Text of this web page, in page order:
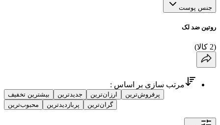
جنس پوست
روتین ضد لک
(
2 کالا)
مرتب سازی بر اساس :
بیشترین تخفیف جدیدترین ارزان‌ترین
پرفروش‌ترین
محبوب‌ترین
پربازدیدترین گران‌ترین